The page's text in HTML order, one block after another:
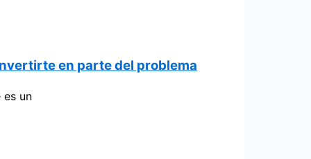
en parte del problema
es un